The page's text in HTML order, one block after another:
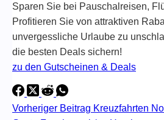
Sparen Sie bei Pauschalreisen,
Profitieren Sie von attraktiven
unvergessliche Urlaube zu
die besten Deals sichern!
zu den Gutscheinen & Deals
Vorheriger Beitrag Kreuzfahrten